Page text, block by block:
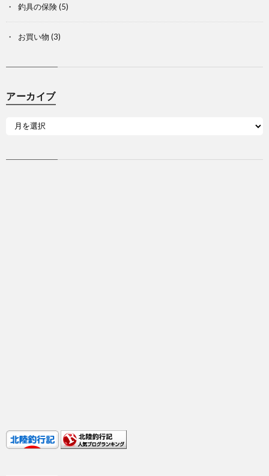
釣具の保険(5)
お買い物 (3)
アーカイブ